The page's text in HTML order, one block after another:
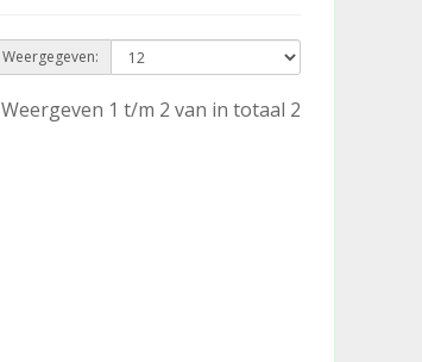
Weergegeven:
Weergeven 1 t/m 2 van in totaal 2